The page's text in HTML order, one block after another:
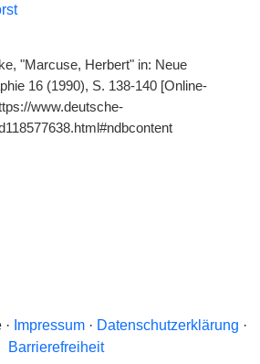
"Marcuse, Herbert" in: Neue
16 (1990), S. 138-140 [Online-
www.deutsche-
Impressum· Datenschutzerklärung ·
Barrierefreiheit